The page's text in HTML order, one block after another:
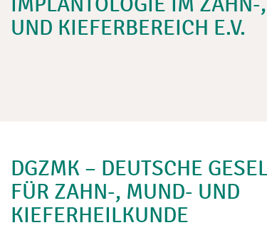
UND KIEFERBEREICH E.V.
DGZMK – DEUTSCHE
FÜR ZAHN-, MUND- UND
KIEFERHEILKUNDE